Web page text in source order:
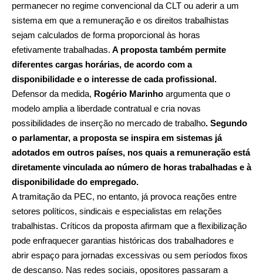
permanecer no regime convencional da CLT ou aderir a um
sistema em que a remuneração e os direitos trabalhistas
sejam calculados de forma proporcional às horas
efetivamente trabalhadas. A proposta também permite
diferentes cargas horárias, de acordo com a
disponibilidade e o interesse de cada profissional.
Defensor da medida, Rogério Marinho argumenta que o
modelo amplia a liberdade contratual e cria novas
possibilidades de inserção no mercado de trabalho. Segundo
o parlamentar, a proposta se inspira em sistemas já
adotados em outros países, nos quais a remuneração está
diretamente vinculada ao número de horas trabalhadas e à
disponibilidade do empregado.
A tramitação da PEC, no entanto, já provoca reações entre
setores políticos, sindicais e especialistas em relações
trabalhistas. Críticos da proposta afirmam que a flexibilização
pode enfraquecer garantias históricas dos trabalhadores e
abrir espaço para jornadas excessivas ou sem períodos fixos
de descanso. Nas redes sociais, opositores passaram a